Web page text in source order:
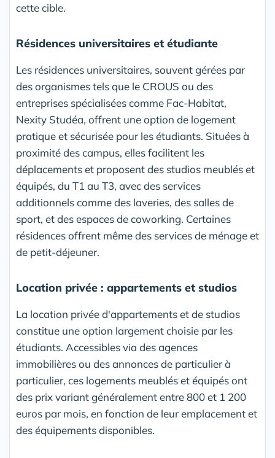
cette cible.
Résidences universitaires et étudiante
Les résidences universitaires, souvent gérées par
des organismes tels que le CROUS ou des
entreprises spécialisées comme Fac-Habitat,
Nexity Studéa, offrent une option de logement
pratique et sécurisée pour les étudiants. Situées à
proximité des campus, elles facilitent les
déplacements et proposent des studios meublés et
équipés, du T1 au T3, avec des services
additionnels comme des laveries, des salles de
sport, et des espaces de coworking. Certaines
résidences offrent même des services de ménage et
de petit-déjeuner.
Location privée : appartements et studios
La location privée d'appartements et de studios
constitue une option largement choisie par les
étudiants. Accessibles via des agences
immobilières ou des annonces de particulier à
particulier, ces logements meublés et équipés ont
des prix variant généralement entre 800 et 1 200
euros par mois, en fonction de leur emplacement et
des équipements disponibles.